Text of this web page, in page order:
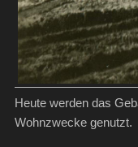
Heute werden das
Wohnzwecke genutzt.